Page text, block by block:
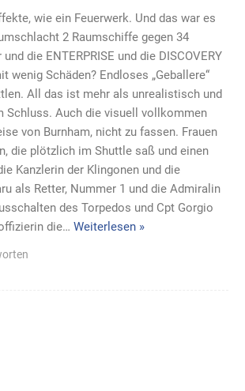
wie ein Feuerwerk. Und das war es
2 Raumschiffe gegen 34
die ENTERPRISE und die DISCOVERY
wenig Schäden? Endloses „Geballere“
All das ist mehr als unrealistisch und
Schluss. Auch die visuell vollkommen
von Burnham, nicht zu fassen. Frauen
die plötzlich im Shuttle saß und einen
Kanzlerin der Klingonen und die
als Retter, Nummer 1 und die Admiralin
des Torpedos und Cpt Gorgio
die… Weiterlesen »